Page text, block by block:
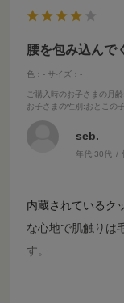
腰を包み込んで
色：- サイズ：-
ご購入時のお子さまの月齢
お子さまの性別 :おとこの子
seb.
年代:30代
内蔵されているク
な心地で肌触りは
す。